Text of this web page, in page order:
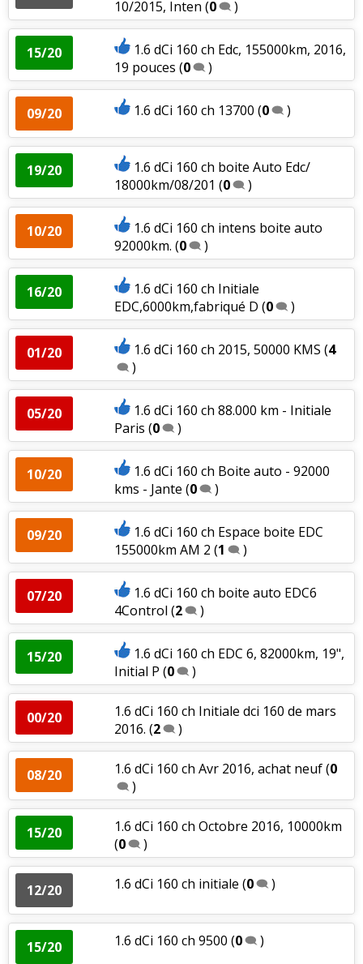
10/2015, Inten (0 )
15/20
1.6 dCi 160 ch Edc, 155000km, 2016,
19 pouces (0 )
09/20 1.6 dCi 160 ch 13700 (0 )
19/20
1.6 dCi 160 ch boite Auto Edc/
18000km/08/201 (0 )
10/20
1.6 dCi 160 ch intens boite auto
92000km. (0 )
16/20
1.6 dCi 160 ch Initiale
EDC,6000km,fabriqué D (0 )
01/20 1.6 dCi 160 ch 2015, 50000 KMS (4
)
05/20
1.6 dCi 160 ch 88.000 km - Initiale
Paris (0 )
10/20
1.6 dCi 160 ch Boite auto - 92000
kms - Jante (0 )
09/20
1.6 dCi 160 ch Espace boite EDC
155000km AM 2 (1 )
07/20
1.6 dCi 160 ch boite auto EDC6
4Control (2 )
15/20
1.6 dCi 160 ch EDC 6, 82000km, 19",
Initial P (0 )
00/20
1.6 dCi 160 ch Initiale dci 160 de mars
2016. (2 )
08/20 1.6 dCi 160 ch Avr 2016, achat neuf(0
)
15/20
1.6 dCi 160 ch Octobre 2016, 10000km
(0 )
12/20 1.6 dCi 160 ch initiale (0 )
15/20 1.6 dCi 160 ch 9500 (0 )